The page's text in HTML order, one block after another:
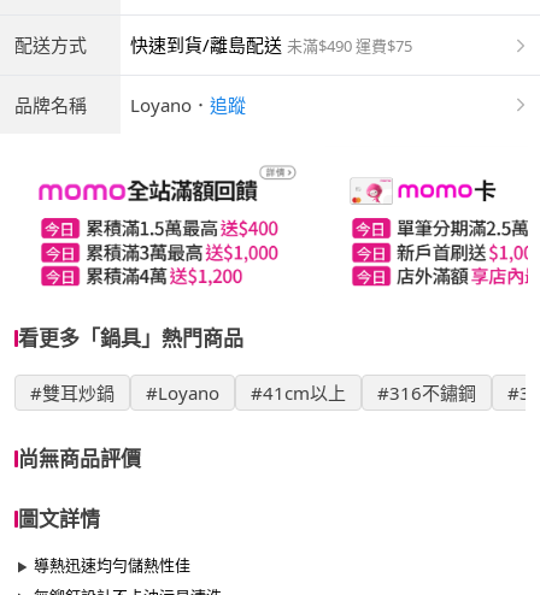
配送方式 快速到貨/離島配送 未滿$490 運費$75
品牌名稱 Loyano ． 追蹤
看更多「鍋具」熱門商品
#雙耳炒鍋 #Loyano #41cm以上 #316不鏽鋼
尚無商品評價
圖文詳情
導熱迅速均勻儲熱性佳